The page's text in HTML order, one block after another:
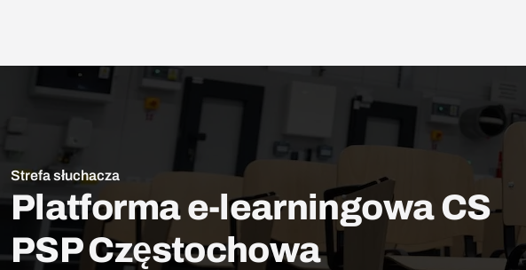
Strefa słuchacza
Platforma e-learningowa CS
PSP Częstochowa